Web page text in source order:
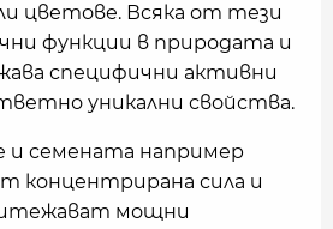
цветове. Всяка от тези
функции в природата и
специфични активни
уникални свойства.
и семената например
концентрирана сила и
мощни